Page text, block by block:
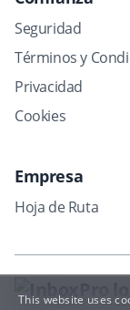
Seguridad
Términos y
Privacidad
Cookies
Empresa
Hoja de Ruta
This website uses